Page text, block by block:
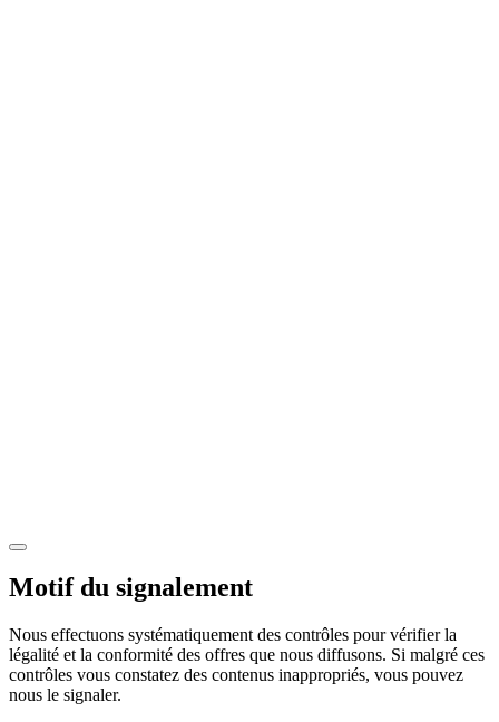
Motif du signalement
Nous effectuons systématiquement des contrôles pour vérifier la
légalité et la conformité des offres que nous diffusons. Si malgré ces
contrôles vous constatez des contenus inappropriés, vous pouvez
nous le signaler.